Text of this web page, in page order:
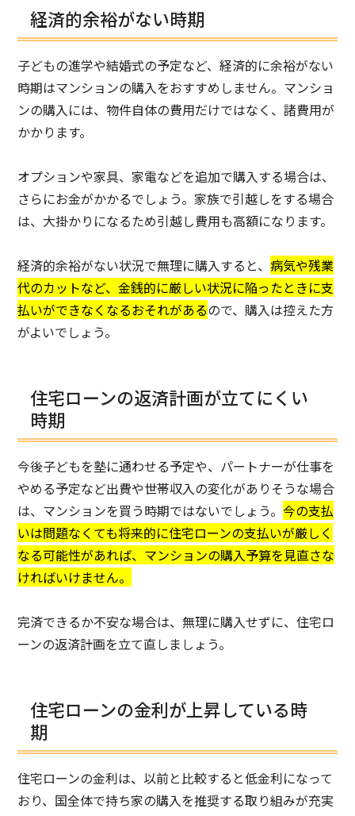
経済的余裕がない時期
子どもの進学や結婚式の予定など、経済的に余裕がない
時期はマンションの購入をおすすめしません。マンショ
ンの購入には、物件自体の費用だけではなく、諸費用が
かかります。
オプションや家具、家電などを追加で購入する場合は、
さらにお金がかかるでしょう。家族で引越しをする場合
は、大掛かりになるため引越し費用も高額になります。
経済的余裕がない状況で無理に購入すると、病気や残業
代のカットなど、金銭的に厳しい状況に陥ったときに支
払いができなくなるおそれがあるので、購入は控えた方
がよいでしょう。
住宅ローンの返済計画が立てにくい
時期
今後子どもを塾に通わせる予定や、パートナーが仕事を
やめる予定など出費や世帯収入の変化がありそうな場合
は、マンションを買う時期ではないでしょう。今の支払
いは問題なくても将来的に住宅ローンの支払いが厳しく
なる可能性があれば、マンションの購入予算を見直さな
ければいけません。
完済できるか不安な場合は、無理に購入せずに、住宅ロ
ーンの返済計画を立て直しましょう。
住宅ローンの金利が上昇している時
期
住宅ローンの金利は、以前と比較すると低金利になって
おり、国全体で持ち家の購入を推奨する取り組みが充実